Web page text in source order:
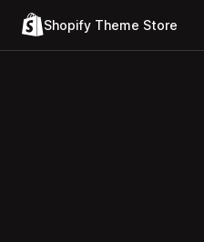
Shopify Theme Store